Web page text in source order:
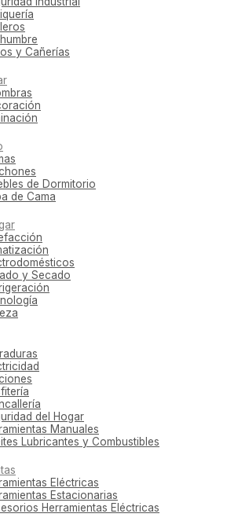
y Cañerías
de Dormitorio
de Cama
y Secado
del Hogar
Manuales
Lubricantes y Combustibles
Eléctricas
Estacionarias
Herramientas Eléctricas